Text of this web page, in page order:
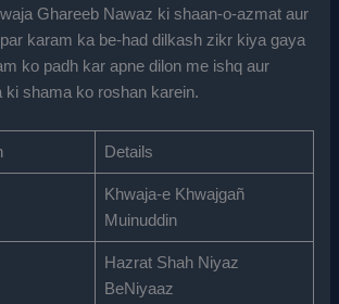
Ghareeb Nawaz ki shaan-o-azmat aur
karam ka be-had dilkash zikr kiya gaya
ko padh kar apne dilon me ishq aur
ki shama ko roshan karein.
Details
Khwaja-e Khwajgañ
Muinuddin
Hazrat Shah Niyaz
BeNiyaaz